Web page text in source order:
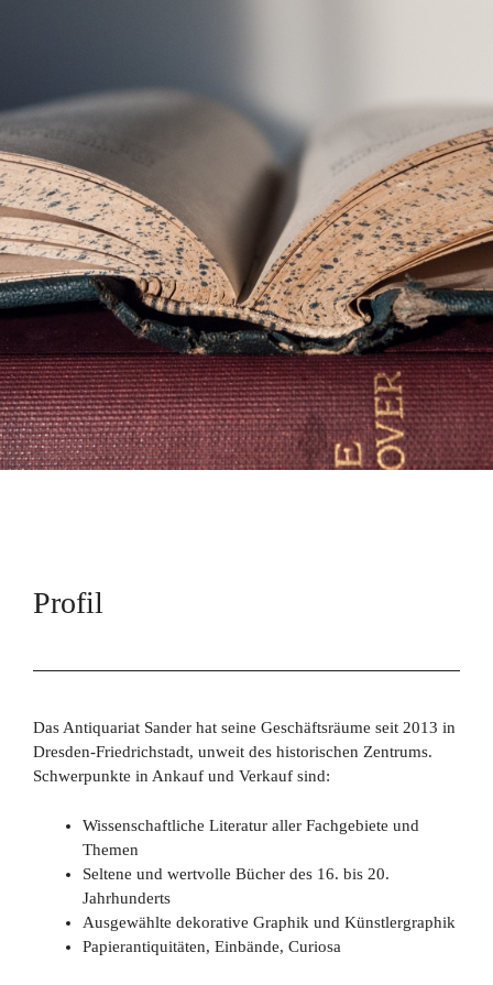
Profil
Das Antiquariat Sander hat seine Geschäftsräume seit 2013 in
Dresden-Friedrichstadt, unweit des historischen Zentrums.
Schwerpunkte in Ankauf und Verkauf sind:
Wissenschaftliche Literatur aller Fachgebiete und
Themen
Seltene und wertvolle Bücher des 16. bis 20.
Jahrhunderts
Ausgewählte dekorative Graphik und Künstlergraphik
Papierantiquitäten, Einbände, Curiosa